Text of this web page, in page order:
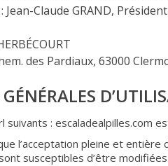
Claude GRAND,
des Pardiaux, 63000
suivants : escaladealpilles.com
l’acceptation pleine et
susceptibles d’être